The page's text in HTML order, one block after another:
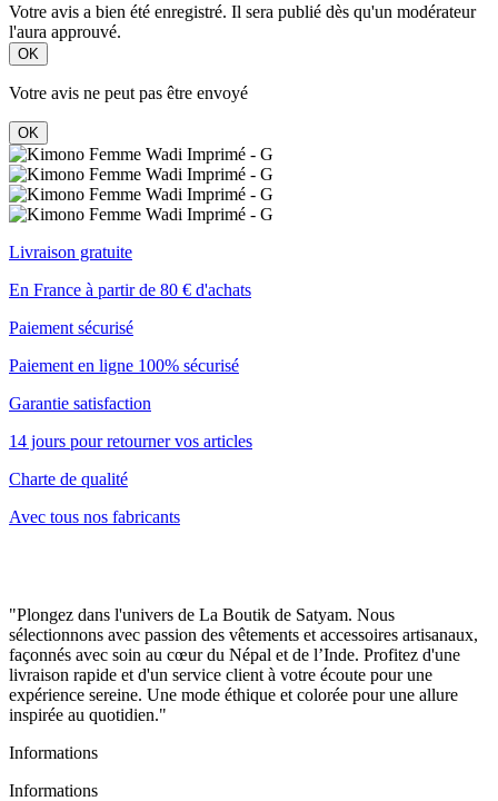
Votre avis a bien été enregistré. Il sera publié dès qu'un modérateur
l'aura approuvé.
OK
Votre avis ne peut pas être envoyé
OK
Livraison gratuite
En France à partir de 80 € d'achats
Paiement sécurisé
Paiement en ligne 100% sécurisé
Garantie satisfaction
14 jours pour retourner vos articles
Charte de qualité
Avec tous nos fabricants
"Plongez dans l'univers de La Boutik de Satyam. Nous
sélectionnons avec passion des vêtements et accessoires artisanaux,
façonnés avec soin au cœur du Népal et de l’Inde. Profitez d'une
livraison rapide et d'un service client à votre écoute pour une
expérience sereine. Une mode éthique et colorée pour une allure
inspirée au quotidien."
Informations
Informations